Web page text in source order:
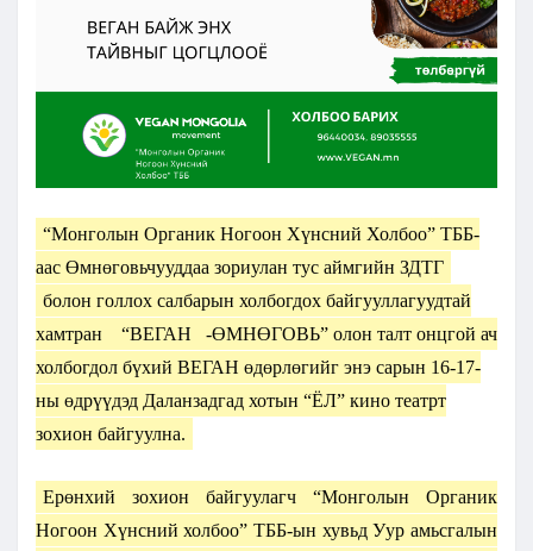
“Монголын Органик Ногоон Хүнсний Холбоо” ТББ-
аас Өмнөговьчууддаа зориулан тус аймгийн ЗДТГ
болон голлох салбарын холбогдох байгууллагуудтай
хамтран
“ВЕГАН
-ӨМНӨГОВЬ” олон талт онцгой ач
холбогдол бүхий ВЕГАН өдөрлөгийг энэ сарын 16-17-
ны өдрүүдэд Даланзадгад хотын “ЁЛ” кино театрт
зохион байгуулна.
Ерөнхий зохион байгуулагч “Монголын Органик
Ногоон Хүнсний холбоо” ТББ-ын хувьд Уур амьсгалын